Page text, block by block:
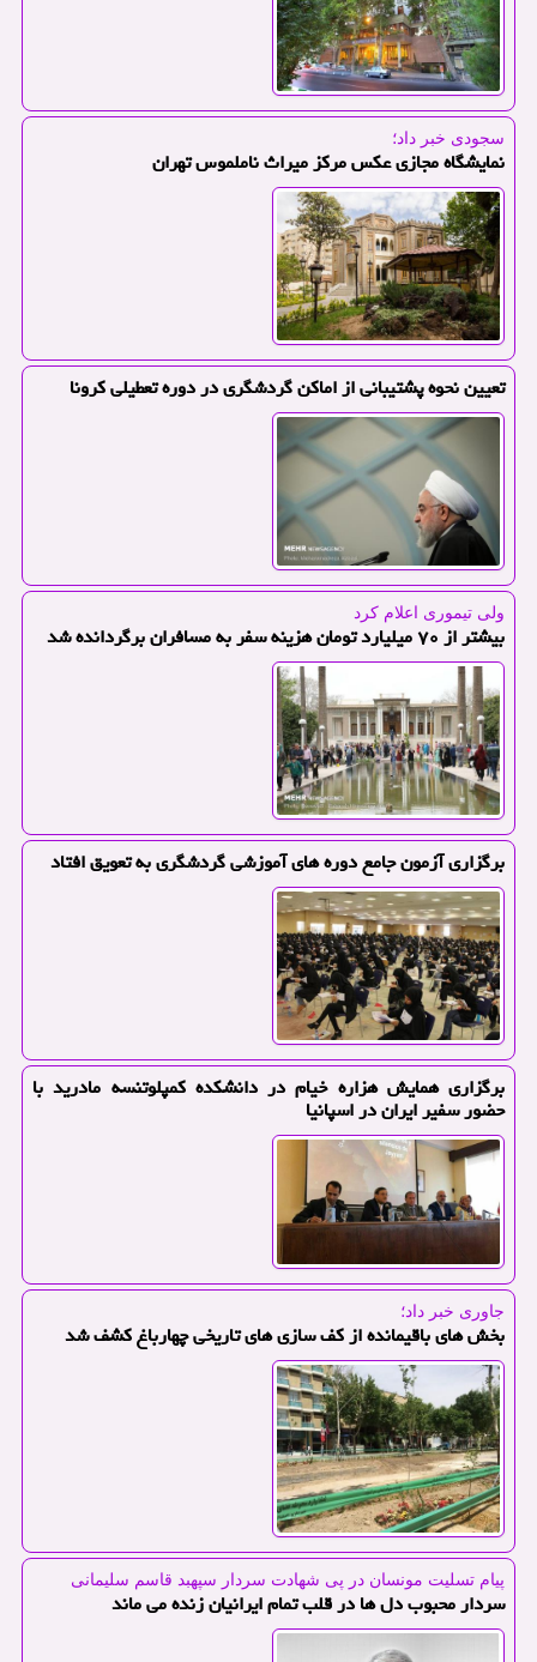
سجودی خبر داد؛
نمایشگاه مجازی عكس مركز میراث ناملموس تهران
تعیین نحوه پشتیبانی از اماكن گردشگری در دوره تعطیلی كرونا
ولی تیموری اعلام كرد
بیشتر از ۷۰ میلیارد تومان هزینه سفر به مسافران برگردانده شد
برگزاری آزمون جامع دوره های آموزشی گردشگری به تعویق افتاد
برگزاری همایش هزاره خیام در دانشكده كمپلوتنسه مادرید با
حضور سفیر ایران در اسپانیا
جاوری خبر داد؛
بخش های باقیمانده از كف سازی های تاریخی چهارباغ كشف شد
پیام تسلیت مونسان در پی شهادت سردار سپهبد قاسم سلیمانی
سردار محبوب دل ها در قلب تمام ایرانیان زنده می ماند